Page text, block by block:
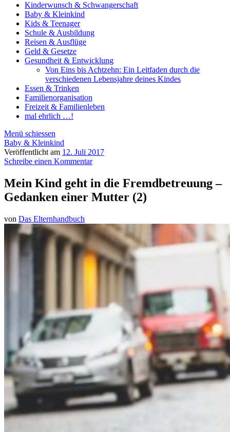
Kinderwunsch & Schwangerschaft
Baby & Kleinkind
Kids & Teenager
Schule & Ausbildung
Reisen & Ausflüge
Geld & Gesetze
Gesundheit & Entwicklung
Von Eins bis Achtzehn: Ein Leitfaden durch die
verschiedenen Lebensjahre deines Kindes
Essen & Trinken
Familienorganisation
Freizeit & Familienleben
mal ehrlich …!
Menü schiessen
Baby & Kleinkind
Veröffentlicht am 12. Juli 2017
Schreibe einen Kommentar
Mein Kind geht in die Fremdbetreuung –
Gedanken einer Mutter (2)
von Das Elternhandbuch